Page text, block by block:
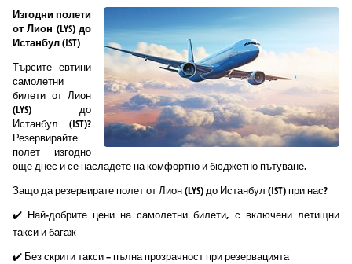
Изгодни полети
от Лион (LYS) до
Истанбул (IST)
Търсите евтини
самолетни
билети от Лион
(LYS) до
Истанбул (IST)?
Резервирайте
полет изгодно
още днес и се насладете на комфортно и бюджетно пътуване.
Защо да резервирате полет от Лион (LYS) до Истанбул (IST) при нас?
✔️ Най-добрите цени на самолетни билети, с включени летищни
такси и багаж
✔️ Без скрити такси – пълна прозрачност при резервацията